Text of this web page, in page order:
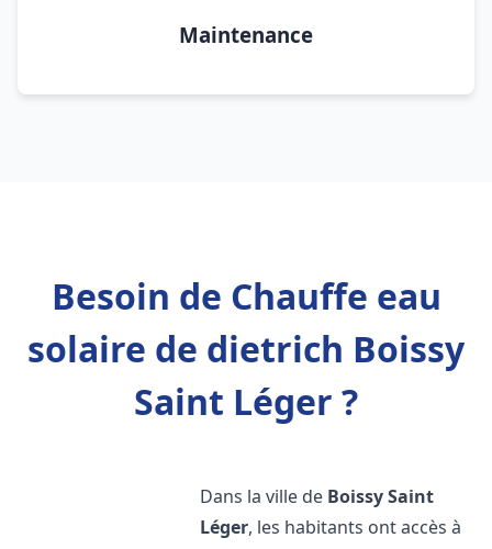
Maintenance
Besoin de Chauffe eau
solaire de dietrich Boissy
Saint Léger ?
Dans la ville de Boissy Saint
Léger, les habitants ont accès à